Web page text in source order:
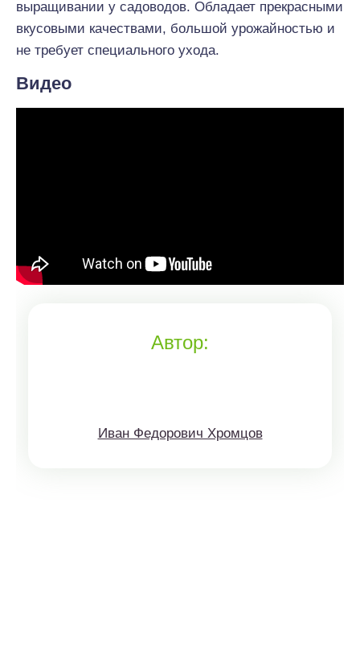
выращивании у садоводов. Обладает прекрасными
вкусовыми качествами, большой урожайностью и
не требует специального ухода.
Видео
Автор:
Иван Федорович Хромцов